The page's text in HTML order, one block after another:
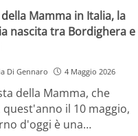
della Mamma in Italia, la
nascita tra Bordighera e
Di Gennaro 4 Maggio 2026
della Mamma, che
quest'anno il 10 maggio,
d'oggi è una…